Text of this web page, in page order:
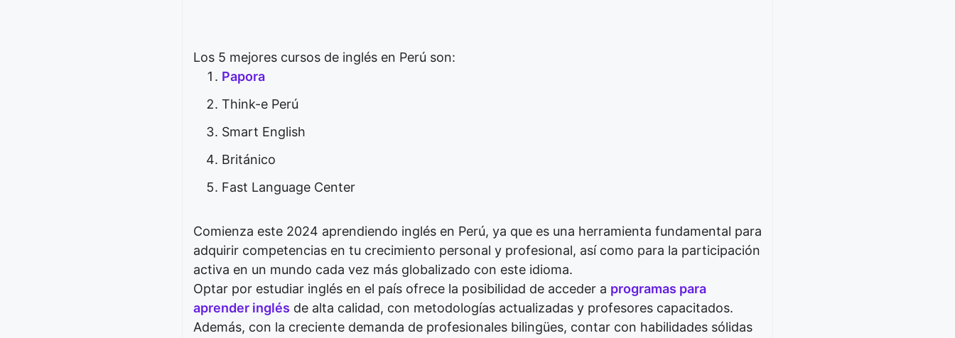
Los 5 mejores cursos de inglés en Perú son:
Papora
Think-e Perú
Smart English
Británico
Fast Language Center
Comienza este 2024 aprendiendo inglés en Perú, ya que es una herramienta fundamental para
adquirir competencias en tu crecimiento personal y profesional, así como para la participación
activa en un mundo cada vez más globalizado con este idioma.
Optar por estudiar inglés en el país ofrece la posibilidad de acceder a programas para
aprender inglés de alta calidad, con metodologías actualizadas y profesores capacitados.
Además, con la creciente demanda de profesionales bilingües, contar con habilidades sólidas